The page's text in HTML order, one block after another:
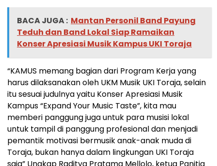
BACA JUGA : Mantan Personil Band Payung
Teduh dan Band Lokal Siap Ramaikan
Konser Apresiasi Musik Kampus UKI Toraja
“KAMUS memang bagian dari Program Kerja yang
harus dilaksanakan oleh UKM Musik UKI Toraja, selain
itu sesuai judulnya yaitu Konser Apresiasi Musik
Kampus “Expand Your Music Taste”, kita mau
memberi panggung juga untuk para musisi lokal
untuk tampil di panggung profesional dan menjadi
pemantik motivasi bermusik anak-anak muda di
Toraja, bukan hanya dalam lingkungan UKI Toraja